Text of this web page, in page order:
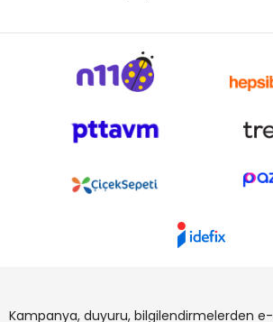
Kampanya, duyuru, bilgilendirmelerden